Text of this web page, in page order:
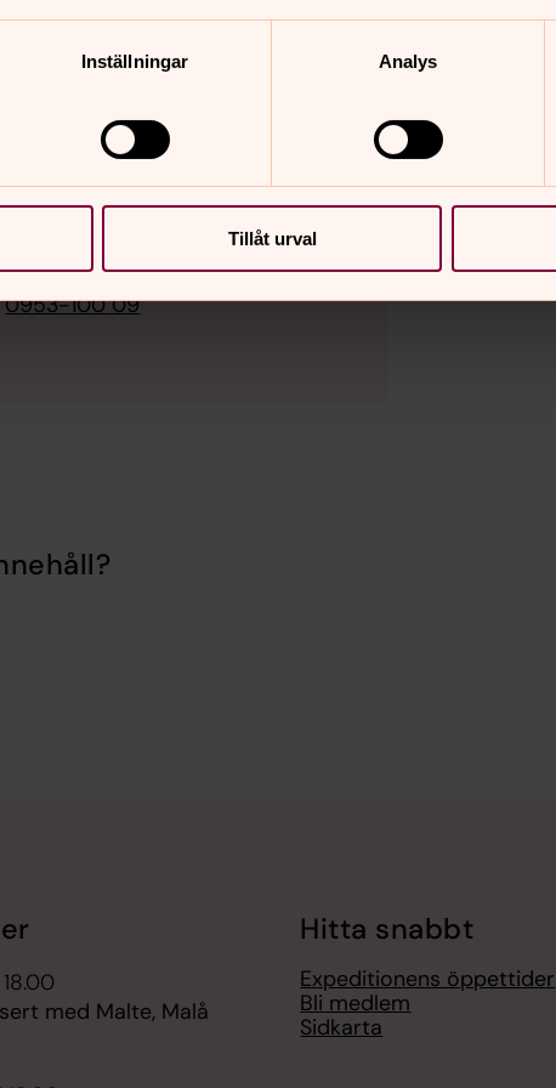
Inställningar Analys
Tillåt urval
0953-100 09
med Malte, Malå
Hitta snabbt
Expeditionens öppettider
Bli medlem
Sidkarta